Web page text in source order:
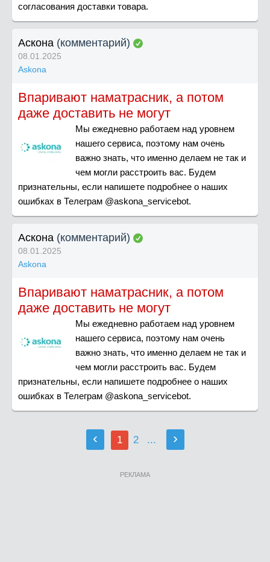
согласования доставки товара.
Аскона (комментарий)
08.01.2025
Askona
Впаривают наматрасник, а потом
даже доставить не могут
Мы ежедневно работаем над уровнем
нашего сервиса, поэтому нам очень
важно знать, что именно делаем не так и
чем могли расстроить вас. Будем
признательны, если напишете подробнее о наших
ошибках в Телеграм @askona_servicebot.
Аскона (комментарий)
08.01.2025
Askona
Впаривают наматрасник, а потом
даже доставить не могут
Мы ежедневно работаем над уровнем
нашего сервиса, поэтому нам очень
важно знать, что именно делаем не так и
чем могли расстроить вас. Будем
признательны, если напишете подробнее о наших
ошибках в Телеграм @askona_servicebot.
‹ 1 2 ... ›
РЕКЛАМА